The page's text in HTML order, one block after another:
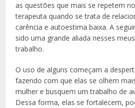
as questões que mais se repetem
terapeuta quando se trata de
carência e autoestima baixa. A
sido uma grande aliada nesses
trabalho.
O uso de alguns começam a
fazendo com que elas se olhem
mulher e busquem um trabalho de
Dessa forma, elas se fortalecem,